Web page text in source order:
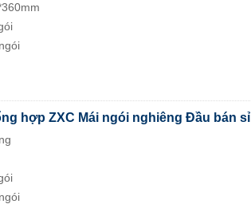
hợp ZXC Mái ngói nghiêng Đầu bán sỉ